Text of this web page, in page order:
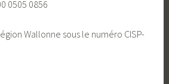
0505 0856
Wallonne sous le numéro CISP-